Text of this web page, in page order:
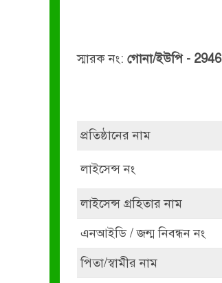
স্মারক নং: গোনা/ইউপি - 2946
প্রতিষ্ঠানের নাম
লাইসেন্স নং
লাইসেন্স গ্রহিতার নাম
এনআইডি / জন্ম নিবন্ধন নং
পিতা/স্বামীর নাম